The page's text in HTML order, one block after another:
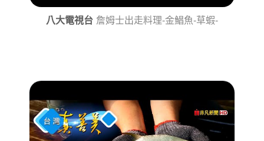
八大電視台 詹姆士出走料理-金鯧魚-草蝦-